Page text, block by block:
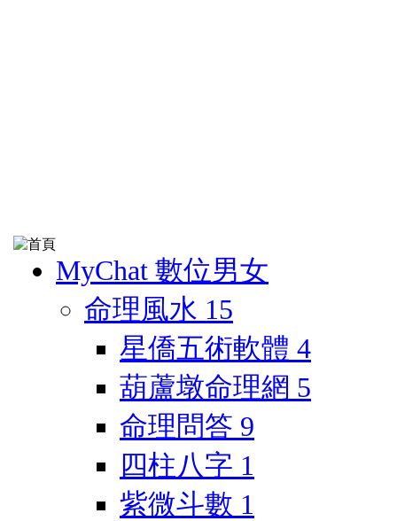
MyChat 數位男女
命理風水 15
星僑五術軟體 4
葫蘆墩命理網 5
命理問答 9
四柱八字 1
紫微斗數 1